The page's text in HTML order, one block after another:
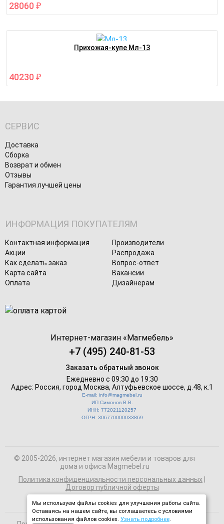
28060 ₽
Прихожая-купе Мл-13
40230 ₽
СЕРВИС
Доставка
Сборка
Возврат и обмен
Отзывы
Гарантия лучшей цены
ИНФОРМАЦИЯ ПОКУПАТЕЛЯМ
Контактная информация
Производители
Акции
Распродажа
Как сделать заказ
Вопрос-ответ
Карта сайта
Вакансии
Оплата
Дизайнерам
Интернет-магазин «Магмебель»
+7 (495) 240-81-53
Заказать обратный звонок
Ежедневно с 09:30 до 19:30
Адрес: Россия, город Москва, Алтуфьевское шоссе, д.48, к.1
E-mail: info@magmebel.ru
ИП Симонов В.В.
ИНН: 772021120257
ОГРН: 306770000033869
© 2005-2026, интернет магазин мебели и товаров для
дома и офиса Magmebel.ru
Политика конфиденциальности персональных данных
Договор публичной оферты
Мы используем файлы cookies для улучшения работы сайта.
Оставаясь на нашем сайте, вы соглашаетесь с условиями
использования файлов cookies. Узнать подробнее.